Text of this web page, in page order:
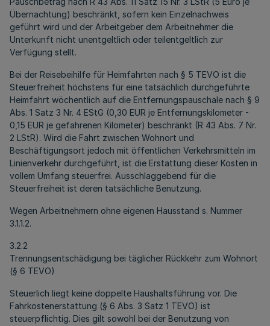
Übernachtung) beschränkt, sofern kein Einzelnachweis
geführt wird und der Arbeitgeber dem Arbeitnehmer die
Unterkunft nicht unentgeltlich oder teilentgeltlich zur
Verfügung stellt.
Bei der Reisebeihilfe für Heimfahrten nach § 5 TEVO ist die
Steuerfreiheit höchstens für eine tatsächlich durchgeführte
Heimfahrt wöchentlich auf die Entfernungspauschale nach § 9
Abs. 1 Satz 3 Nr. 4 EStG (0,30 EUR je Entfernungskilometer -
0,15 EUR je gefahrenen Kilometer) beschränkt (R 43 Abs. 7 Nr.
2 LStR). Wird die Fahrt zwischen Wohnort und
Beschäftigungsort jedoch mit öffentlichen Verkehrsmitteln im
Linienverkehr durchgeführt, ist die Erstattung dieser Kosten in
vollem Umfang steuerfrei. Ausschlaggebend für die
Steuerfreiheit ist deren tatsächliche Benutzung.
Wegen Arbeitnehmern ohne eigenen Hausstand s. Nummer
3.1.1.2.
3.2.2
Trennungsentschädigung bei täglicher Rückkehr zum Wohnort
(§ 6 TEVO)
Steuerlich liegt keine doppelte Haushaltsführung vor. Die
Fahrkostenerstattung (§ 6 Abs. 3 Satz 1 TEVO) ist
steuerpflichtig. Dies gilt sowohl bei der Benutzung von